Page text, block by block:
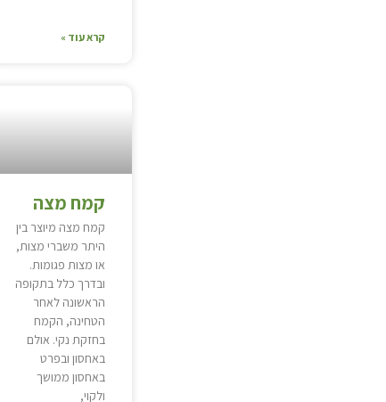
קרא עוד »
קמח מצה
קמח מצה מיוצר בין
היתר משברי מצות,
או מצות פגומות.
ובדרך כלל בתקופה
הראשונה לאחר
הטחינה, הקמח
בחזקת נקי. אולם
באחסון ובפרט
באחסון ממושך
ולקוי,